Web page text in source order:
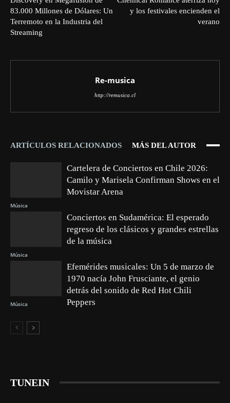
83.000 Millones de Dólares: Un
Terremoto en la Industria del
Streaming
y los festivales encienden el
verano
Re-musica
http://remusica.cl
ARTÍCULOS RELACIONADOS MÁS DEL AUTOR
Música
Cartelera de Conciertos en Chile 2026:
Camilo y Marisela Confirman Shows en el
Movistar Arena
Música
Conciertos en Sudamérica: El esperado
regreso de los clásicos y grandes estrellas
de la música
Música
Efemérides musicales: Un 5 de marzo de
1970 nacía John Frusciante, el genio
detrás del sonido de Red Hot Chili
Peppers
TUNEIN